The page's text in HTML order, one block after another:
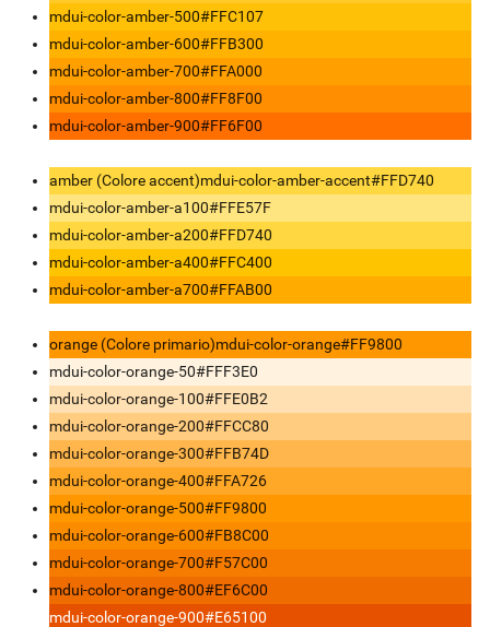
mdui-color-amber-500#FFC107
mdui-color-amber-600#FFB300
mdui-color-amber-700#FFA000
mdui-color-amber-800#FF8F00
mdui-color-amber-900#FF6F00
amber (Colore accent)mdui-color-amber-accent#FFD740
mdui-color-amber-a100#FFE57F
mdui-color-amber-a200#FFD740
mdui-color-amber-a400#FFC400
mdui-color-amber-a700#FFAB00
orange (Colore primario)mdui-color-orange#FF9800
mdui-color-orange-50#FFF3E0
mdui-color-orange-100#FFE0B2
mdui-color-orange-200#FFCC80
mdui-color-orange-300#FFB74D
mdui-color-orange-400#FFA726
mdui-color-orange-500#FF9800
mdui-color-orange-600#FB8C00
mdui-color-orange-700#F57C00
mdui-color-orange-800#EF6C00
mdui-color-orange-900#E65100